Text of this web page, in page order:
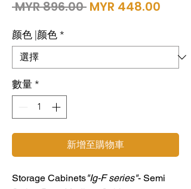
MYR 896.00 一
格
MYR 448.00
格
颜色 |颜色 *
數量 *
新增至購物車
Storage Cabinets"Ig-F series"- Semi